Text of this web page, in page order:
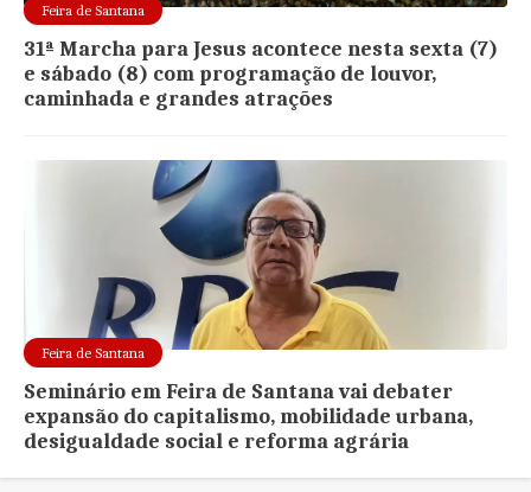
Feira de Santana
31ª Marcha para Jesus acontece nesta sexta (7)
e sábado (8) com programação de louvor,
caminhada e grandes atrações
Feira de Santana
Seminário em Feira de Santana vai debater
expansão do capitalismo, mobilidade urbana,
desigualdade social e reforma agrária